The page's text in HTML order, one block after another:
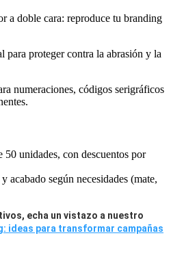
a doble cara: reproduce tu branding
para proteger contra la abrasión y la
numeraciones, códigos serigráficos
50 unidades, con descuentos por
y acabado según necesidades (mate,
echa un vistazo a nuestro
ideas para transformar campañas